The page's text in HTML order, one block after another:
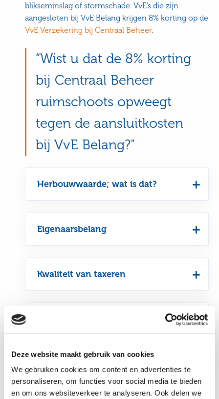
Deze website maakt gebruik van cookies
We gebruiken cookies om content en advertenties te
personaliseren, om functies voor social media te bieden
en om ons websiteverkeer te analyseren. Ook delen we
blikseminslag of stormschade. VvE’s die zijn
aangesloten bij VvE Belang krijgen 8% korting op de
VvE Verzekering bij Centraal Beheer.
Wist u dat de 8% korting
bij Centraal Beheer
ruimschoots opweegt
tegen de aansluitkosten
bij VvE Belang?
Herbouwwaarde; wat is dat?
Eigenaarsbelang
Kwaliteit van taxeren
Oververzekering